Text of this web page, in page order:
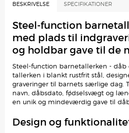
BESKRIVELSE SPECIFIKATIONER
Steel-function
med plads til
og holdbar gave til de
Steel-function barnetallerken - dåb
tallerken i blankt rustfrit stål,
graveringer til barnets særlige dag.
navn, dåbsdato, fødselsvægt og
en unik og mindeværdig gave til
Design og